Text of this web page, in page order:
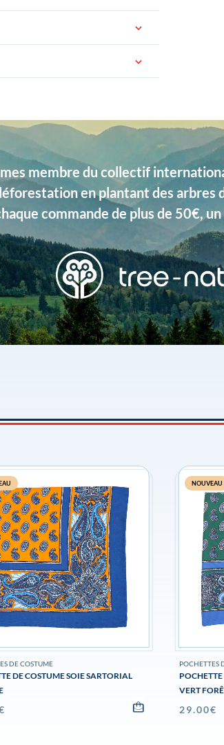
membre du collectif
en plantant des arbres
commande de plus de 50€,
DE COSTUME
DE COSTUME SOIE SARTORIAL
NOUVEAU
POCHETTES
VERT
29.00€